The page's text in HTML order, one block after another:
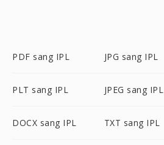
PDF sang IPL JPG sang IPL
PLT sang IPL JPEG sang IPL
DOCX sang IPL TXT sang IPL